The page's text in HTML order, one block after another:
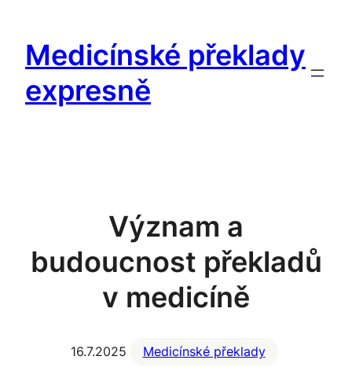
obsahMedicínské překlady
expresně
Význam a
budoucnost překladů
v medicíně
16.7.2025 Medicínské překlady